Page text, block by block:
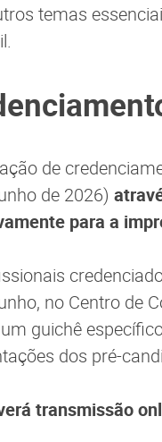
temas
de
de 2026)
para a
no Centro de
guichê
dos pré-
transmissão